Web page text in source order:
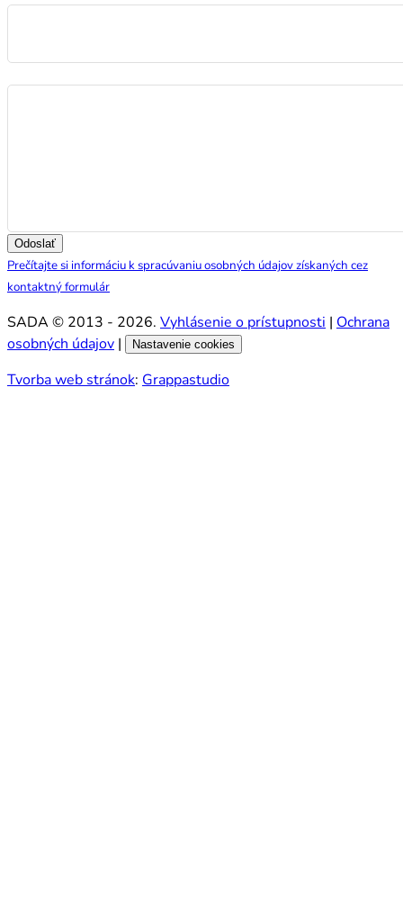
Odoslať
Prečítajte si informáciu k spracúvaniu osobných údajov získaných cez
kontaktný formulár
SADA © 2013 - 2026. Vyhlásenie o prístupnosti | Ochrana
osobných údajov | Nastavenie cookies
Tvorba web stránok: Grappastudio